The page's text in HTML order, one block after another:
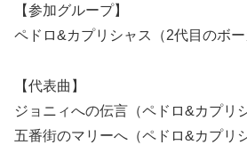
【参加グループ】
ペドロ&カプリシャス（2代目のボー
【代表曲】
ジョニィへの伝言（ペドロ&カプリ
五番街のマリーへ（ペドロ&カプリ